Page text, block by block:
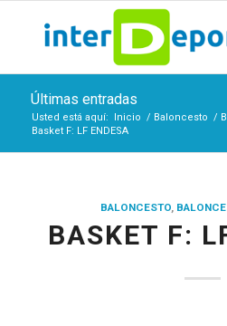
Últimas entradas
Usted está aquí: Inicio / Baloncesto /
Basket F: LF ENDESA
BALONCESTO,
BASKET F: